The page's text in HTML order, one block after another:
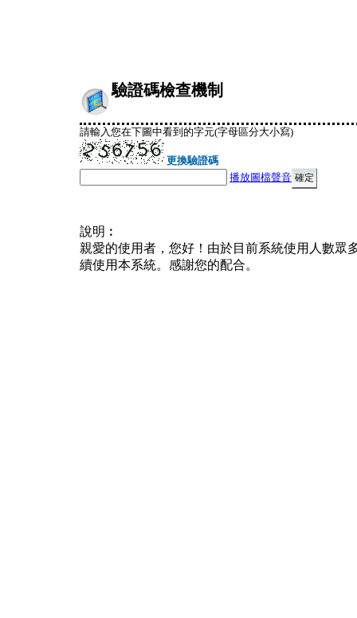
驗證碼檢查機制
請輸入您在下圖中看到的字元(字母區分大小寫)
更換驗證碼
播放圖檔聲音
說明︰
親愛的使用者，您好！由於目前系統使用人數眾
續使用本系統。感謝您的配合。